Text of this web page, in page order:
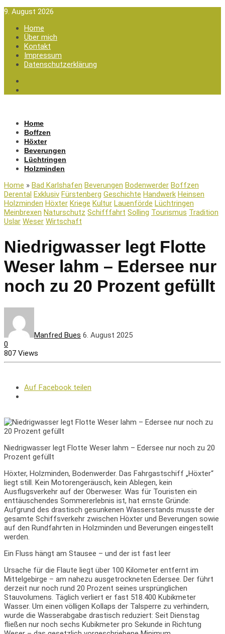
9. August 2026
Home
Über mich
Kontakt
Impressum
Datenschutzerklärung
Home
Boffzen
Höxter
Beverungen
Lüchtringen
Holzminden
Home » Bad Karlshafen Beverungen Bodenwerder Boffzen
Derental Exklusiv Fürstenberg Geschichte Handwerk Heinsen
Holzminden Höxter Kriege Kultur Lauenförde Lüchtringen
Meinbrexen Naturschutz Schifffahrt Solling Tourismus Tradition
Uslar Weser Wirtschaft
Niedrigwasser legt Flotte
Weser lahm – Edersee nur
noch zu 20 Prozent gefüllt
Manfred Bues 6. August 2025
0
807 Views
Auf Facebook teilen
Niedrigwasser legt Flotte Weser lahm – Edersee nur noch zu 20
Prozent gefüllt
Höxter, Holzminden, Bodenwerder. Das Fahrgastschiff „Höxter“
liegt still. Kein Motorengeräusch, kein Ablegen, kein
Ausflugsverkehr auf der Oberweser. Was für Touristen ein
enttäuschendes Sommererlebnis ist, hat ernste Gründe:
Aufgrund des drastisch gesunkenen Wasserstands musste der
gesamte Schiffsverkehr zwischen Höxter und Beverungen sowie
auf den Rundfahrten in Holzminden und Beverungen eingestellt
werden.
Ein Fluss hängt am Stausee – und der ist fast leer
Ursache für die Flaute liegt über 100 Kilometer entfernt im
Mittelgebirge – am nahezu ausgetrockneten Edersee. Der führt
derzeit nur noch rund 20 Prozent seines ursprünglichen
Stauvolumens. Täglich verliert er fast 518.400 Kubikmeter
Wasser. Um einen völligen Kollaps der Talsperre zu verhindern,
wurde die Wasserabgabe drastisch reduziert: Seit Dienstag
fließen nur noch sechs Kubikmeter pro Sekunde in Richtung